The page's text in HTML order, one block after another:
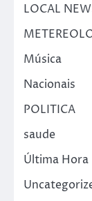
LOCAL
Música
Nacionais
POLITICA
saude
Última Hora